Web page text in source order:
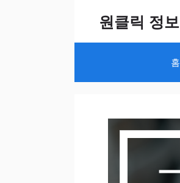
원클릭 정보
홈